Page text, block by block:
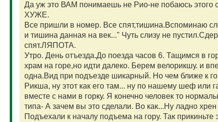
Да уж это ВАМ понимаешь не Рио-не побаюсь
ХУЖЕ.
Все пришли в номер. Все спят,тишина.Вспоминаю
и тишина данная на век..." Чуть слизу не
спят.ЛЯПОТА.
Утро. День отъезда.До поезда часов 6. Тащимся в
храм на горе,но идти далеко. Берем велорикшу. и
одна.Вид при подъезде шикарный. Но чем ближе к
Рикша, ну этот как его там... ну по нашему шеф или
вместе с нами в горку. Я конечно человек то
типа- А зачем вы это сделали. Во как...Ну ладно
Подъехали к началу подъема на гору. Так